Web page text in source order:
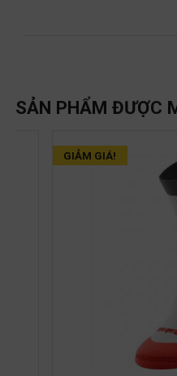
SẢN PHẨM ĐƯỢC
GIẢM GIÁ!